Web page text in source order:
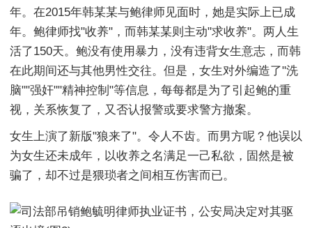
年。在2015年韩某某与鲍律师见面时，她是实际上已成
年。鲍律师找"收养"，而韩某某则主动"求收养"。两人生
活了150天。鲍没有使用暴力，没有违背女生意志，而韩
在此期间还与其他男性交往。但是，女生对外编造了"洗
脑""强奸""精神控制"等信息，每每都是为了引起鲍的重
视，关系恢复了，又否认报警或要求警方撤案。
女生上演了新版"狼来了"。令人不齿。而男方呢？他误以
为女生还未成年，以收养之名满足一己私欲，固然是被
骗了，却不过是猥琐者之间相互伤害而已。